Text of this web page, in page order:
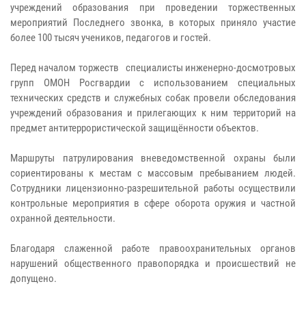
учреждений образования при проведении торжественных
мероприятий Последнего звонка, в которых приняло участие
более 100 тысяч учеников, педагогов и гостей.
Перед началом торжеств специалисты инженерно-досмотровых
групп ОМОН Росгвардии с использованием специальных
технических средств и служебных собак провели обследования
учреждений образования и прилегающих к ним территорий на
предмет антитеррористической защищённости объектов.
Маршруты патрулирования вневедомственной охраны были
сориентированы к местам с массовым пребыванием людей.
Сотрудники лицензионно-разрешительной работы осуществили
контрольные мероприятия в сфере оборота оружия и частной
охранной деятельности.
Благодаря слаженной работе правоохранительных органов
нарушений общественного правопорядка и происшествий не
допущено.